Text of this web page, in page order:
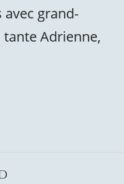
avec grand-
Adrienne,